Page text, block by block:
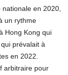
en 2020,
un rythme
Hong Kong qui
prévalait à
en 2022.
arbitraire pour